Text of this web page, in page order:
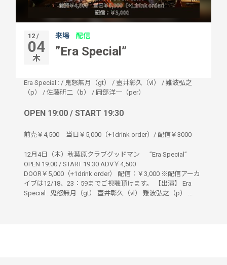
12 /
04
木
来場 配信
”Era Special”
Era Special : / 鬼怒無月（gt） / 壷井彰久（vl） / 難波弘之
（p）
/ 佐藤研二（b） / 岡部洋一（per）
OPEN 19:00 / START 19:30
前売￥4,500 当日￥5,000（+1drink order）/ 配信￥3000
12月4日（木）秋葉原クラブグッドマン ”Era Special”
OPEN 19:00 / START 19:30 ADV￥4,500
DOOR￥5,000（+1drink order） 配信：￥3,000 ※配信アーカ
イブは12/18、23：59までご視聴頂けます。 【出演】 Era
Special : 鬼怒無月（gt） 壷井彰久（vl） 難波弘之（p） ...